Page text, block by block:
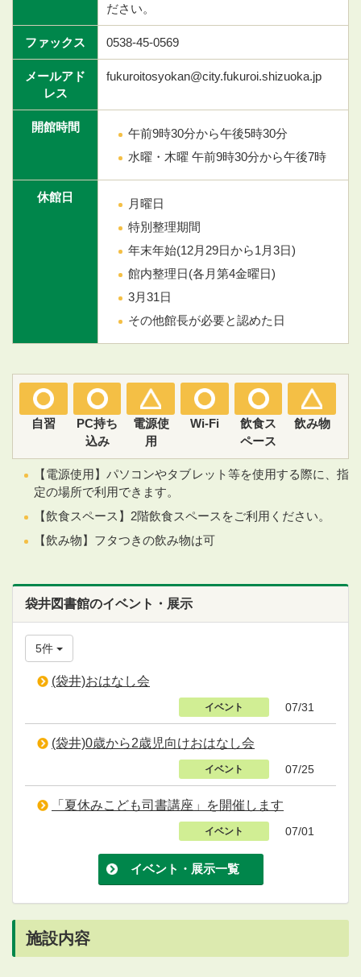
ださい。
ファックス 0538-45-0569
メールアド
レス
fukuroitosyokan@city.fukuroi.shizuoka.jp
開館時間
午前9時30分から午後5時30分
水曜・木曜 午前9時30分から午後7時
休館日
月曜日
特別整理期間
年末年始(12月29日から1月3日)
館内整理日(各月第4金曜日)
3月31日
その他館長が必要と認めた日
自習
PC持ち
込み
電源使
用
Wi-Fi
飲食ス
ペース
飲み物
【電源使用】パソコンやタブレット等を使用する際に、指
定の場所で利用できます。
【飲食スペース】2階飲食スペースをご利用ください。
【飲み物】フタつきの飲み物は可
袋井図書館のイベント・展示
5件
(袋井)おはなし会
07/31
イベント
(袋井)0歳から2歳児向けおはなし会
07/25
イベント
「夏休みこども司書講座」を開催します
07/01
イベント
イベント・展示一覧
施設内容